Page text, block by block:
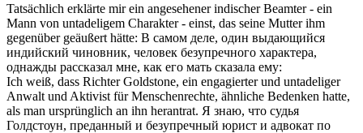
Tatsächlich erklärte mir ein angesehener indischer Beamter - ein
Mann von untadeligem Charakter - einst, das seine Mutter ihm
gegenüber geäußert hätte: В самом деле, один выдающийся
индийский чиновник, человек безупречного характера,
однажды рассказал мне, как его мать сказала ему:
Ich weiß, dass Richter Goldstone, ein engagierter und untadeliger
Anwalt und Aktivist für Menschenrechte, ähnliche Bedenken hatte,
als man ursprünglich an ihn herantrat. Я знаю, что судья
Голдстоун, преданный и безупречный юрист и адвокат по